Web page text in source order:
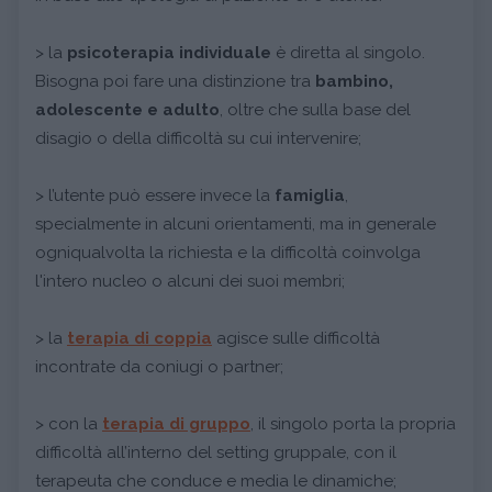
> la psicoterapia individuale è diretta al singolo.
Bisogna poi fare una distinzione tra bambino,
adolescente e adulto, oltre che sulla base del
disagio o della difficoltà su cui intervenire;
> l’utente può essere invece la famiglia,
specialmente in alcuni orientamenti, ma in generale
ogniqualvolta la richiesta e la difficoltà coinvolga
l'intero nucleo o alcuni dei suoi membri;
> la terapia di coppia agisce sulle difficoltà
incontrate da coniugi o partner;
> con la terapia di gruppo, il singolo porta la propria
difficoltà all’interno del setting gruppale, con il
terapeuta che conduce e media le dinamiche;